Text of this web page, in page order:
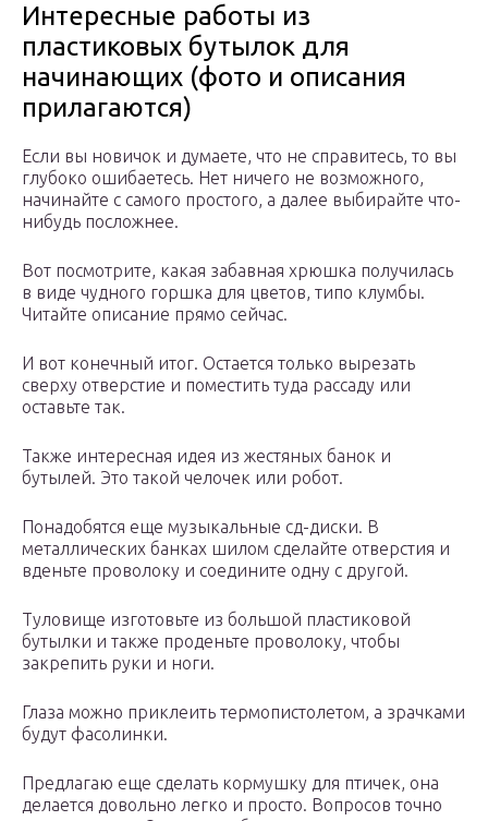
Интересные работы из
пластиковых бутылок для
начинающих (фото и описания
прилагаются)
Если вы новичок и думаете, что не справитесь, то вы
глубоко ошибаетесь. Нет ничего не возможного,
начинайте с самого простого, а далее выбирайте что-
нибудь посложнее.
Вот посмотрите, какая забавная хрюшка получилась
в виде чудного горшка для цветов, типо клумбы.
Читайте описание прямо сейчас.
И вот конечный итог. Остается только вырезать
сверху отверстие и поместить туда рассаду или
оставьте так.
Также интересная идея из жестяных банок и
бутылей. Это такой челочек или робот.
Понадобятся еще музыкальные сд-диски. В
металлических банках шилом сделайте отверстия и
вденьте проволоку и соедините одну с другой.
Туловище изготовьте из большой пластиковой
бутылки и также проденьте проволоку, чтобы
закрепить руки и ноги.
Глаза можно приклеить термопистолетом, а зрачками
будут фасолинки.
Предлагаю еще сделать кормушку для птичек, она
делается довольно легко и просто. Вопросов точно